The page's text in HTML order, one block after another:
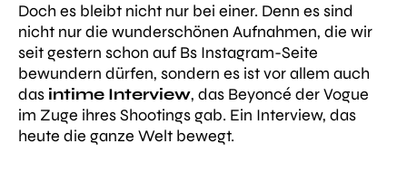
Doch es bleibt nicht nur bei einer. Denn es sind
nicht nur die wunderschönen Aufnahmen, die wir
seit gestern schon auf Bs Instagram-Seite
bewundern dürfen, sondern es ist vor allem auch
das intime Interview, das Beyoncé der Vogue
im Zuge ihres Shootings gab. Ein Interview, das
heute die ganze Welt bewegt.